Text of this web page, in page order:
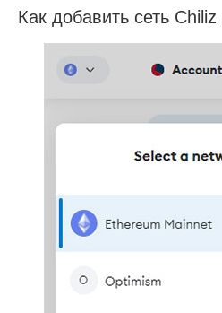
Как добавить сеть